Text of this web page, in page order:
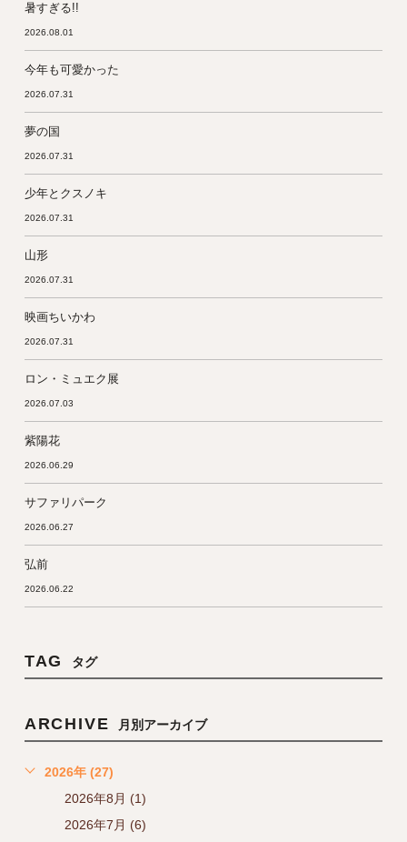
暑すぎる!!
2026.08.01
今年も可愛かった
2026.07.31
夢の国
2026.07.31
少年とクスノキ
2026.07.31
山形
2026.07.31
映画ちいかわ
2026.07.31
ロン・ミュエク展
2026.07.03
紫陽花
2026.06.29
サファリパーク
2026.06.27
弘前
2026.06.22
TAG タグ
ARCHIVE 月別アーカイブ
2026年 (27)
2026年8月 (1)
2026年7月 (6)